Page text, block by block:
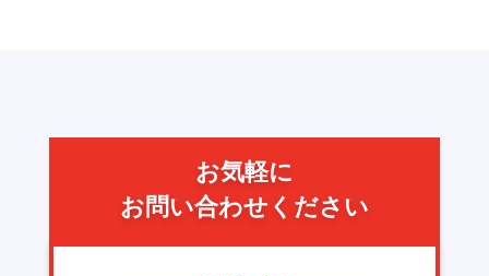
お気軽に
お問い合わせください